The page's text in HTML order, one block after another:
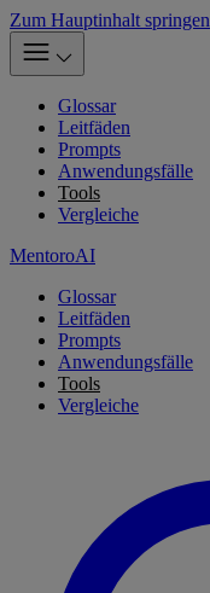
Zum Hauptinhalt springen
Glossar
Leitfäden
Prompts
Anwendungsfälle
Tools
Vergleiche
MentoroAI
Glossar
Leitfäden
Prompts
Anwendungsfälle
Tools
Vergleiche